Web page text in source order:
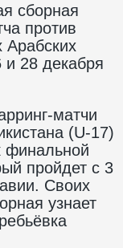
сборная
против
Арабских
и 28 декабря
матчи
(U-17)
финальной
пройдет с 3
Своих
узнает